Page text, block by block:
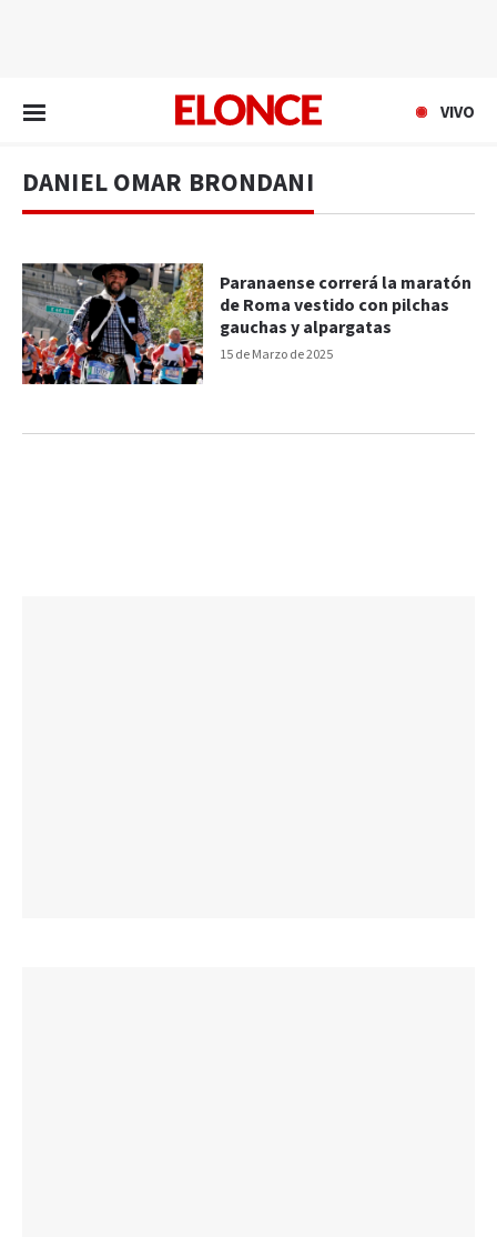
VIVO
DANIEL OMAR BRONDANI
15 de Marzo de 2025
Paranaense correrá la maratón
de Roma vestido con pilchas
gauchas y alpargatas